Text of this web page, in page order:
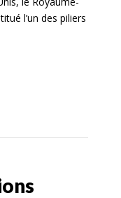
l’un des piliers